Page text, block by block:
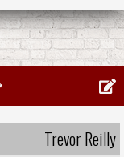
Trevor Reilly